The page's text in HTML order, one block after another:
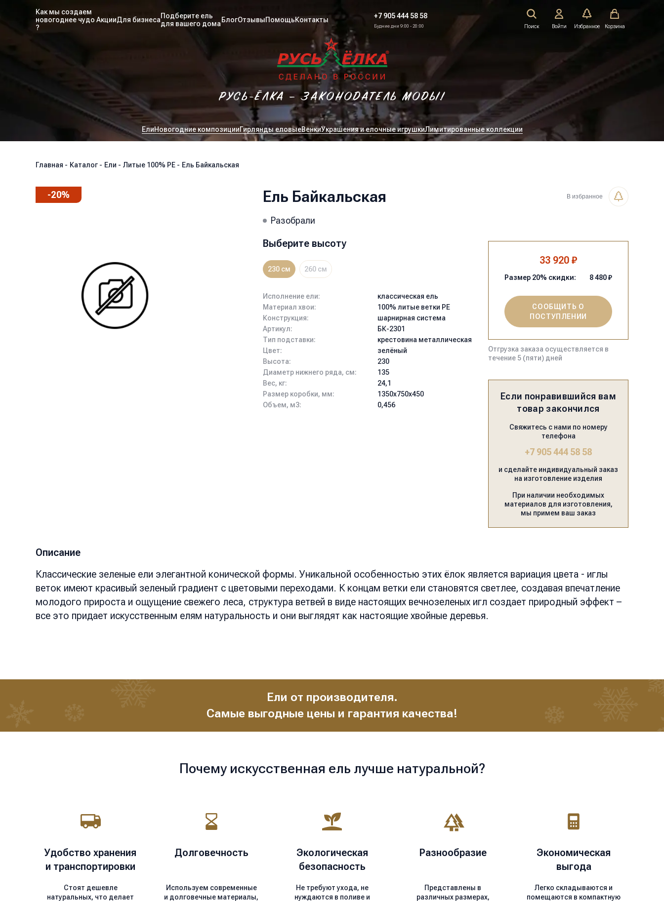
РУСЬ-ЁЛКА – ЗАКОНОДАТЕЛЬ МОДЫ!
Как мы создаем
новогоднее чудо
?
АкцииДля бизнесаПодберите ель
для вашего дома БлогОтзывыПомощьКонтакты +7 905 444 58 58
Будние дни 9:00 - 20:00 Поиск Войти Избранное Корзина
ЕлиНовогодние композицииГирлянды еловыеВенкиУкрашения и елочные игрушкиЛимитированные коллекции
Главная - Каталог - Ели - Литые 100% РЕ - Ель Байкальская
-20% Ель Байкальская
Разобрали
В избранное
Выберите высоту
230 см 260 см
Исполнение ели:
классическая ель
Материал хвои:
100% литые ветки PE
Конструкция:
шарнирная система
Артикул:
БК-2301
Тип подставки:
крестовина металлическая
Цвет:
зелёный
Высота:
230
Диаметр нижнего ряда, см:
135
Вес, кг:
24,1
Размер коробки, мм:
1350x750x450
Объем, м3:
0,456
33 920 ₽
Размер 20% скидки: 8 480₽
СООБЩИТЬ О
ПОСТУПЛЕНИИ
Отгрузка заказа осуществляется в
течение 5 (пяти) дней
Если понравившийся вам
товар закончился
Свяжитесь с нами по номеру
телефона
+7 905 444 58 58
и сделайте индивидуальный заказ
на изготовление изделия
При наличии необходимых
материалов для изготовления,
мы примем ваш заказ
Описание
Классические зеленые ели элегантной конической формы. Уникальной особенностью этих ёлок является вариация цвета - иглы
веток имеют красивый зеленый градиент с цветовыми переходами. К концам ветки ели становятся светлее, создавая впечатление
молодого прироста и ощущение свежего леса, структура ветвей в виде настоящих вечнозеленых игл создает природный эффект –
все это придает искусственным елям натуральность и они выглядят как настоящие хвойные деревья.
Ели от производителя.
Самые выгодные цены и гарантия качества!
Почему искусственная ель лучше натуральной?
Удобство хранения
и транспортировки
Стоят дешевле
натуральных, что делает
Долговечность
Используем современные
и долговечные материалы,
Экологическая
безопасность
Не требуют ухода, не
нуждаются в поливе и
Разнообразие
Представлены в
различных размерах,
Экономическая
выгода
Легко складываются и
помещаются в компактную